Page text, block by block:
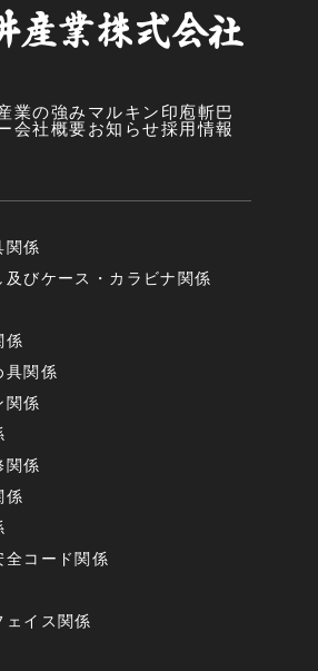
業の強み マルキン印 庖斬巴
会社概要お知らせ採用情報
関係
及びケース・カラビナ関係
係
具関係
関係
関係
係
全コード関係
ェイス関係